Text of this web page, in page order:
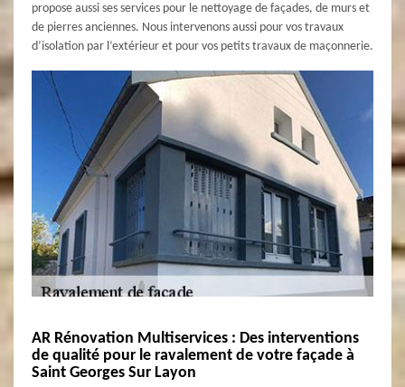
propose aussi ses services pour le nettoyage de façades, de murs et
de pierres anciennes. Nous intervenons aussi pour vos travaux
d’isolation par l’extérieur et pour vos petits travaux de maçonnerie.
AR Rénovation Multiservices : Des interventions
de qualité pour le ravalement de votre façade à
Saint Georges Sur Layon